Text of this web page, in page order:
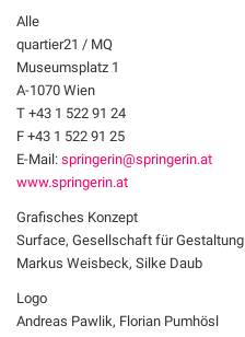
Alle
quartier21 / MQ
Museumsplatz 1
A-1070 Wien
T +43 1 522 91 24
F +43 1 522 91 25
E-Mail: springerin@springerin.at
www.springerin.at
Grafisches Konzept
Surface, Gesellschaft für Gestaltung
Markus Weisbeck, Silke Daub
Logo
Andreas Pawlik, Florian Pumhösl